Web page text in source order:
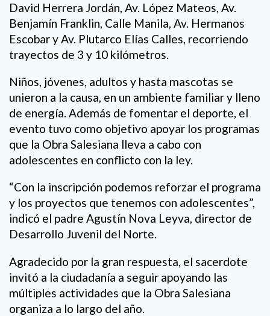
David Herrera Jordán, Av. López Mateos, Av.
Benjamín Franklin, Calle Manila, Av. Hermanos
Escobar y Av. Plutarco Elías Calles, recorriendo
trayectos de 3 y 10 kilómetros.
Niños, jóvenes, adultos y hasta mascotas se
unieron a la causa, en un ambiente familiar y lleno
de energía. Además de fomentar el deporte, el
evento tuvo como objetivo apoyar los programas
que la Obra Salesiana lleva a cabo con
adolescentes en conflicto con la ley.
“Con la inscripción podemos reforzar el programa
y los proyectos que tenemos con adolescentes”,
indicó el padre Agustín Nova Leyva, director de
Desarrollo Juvenil del Norte.
Agradecido por la gran respuesta, el sacerdote
invitó a la ciudadanía a seguir apoyando las
múltiples actividades que la Obra Salesiana
organiza a lo largo del año.